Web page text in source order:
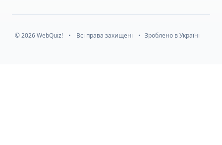
© 2026 WebQuiz! • Всі права захищені • Зроблено в Україні